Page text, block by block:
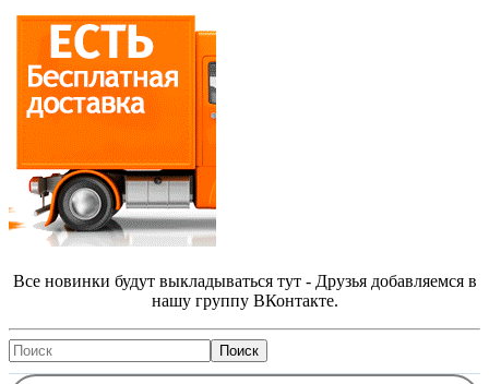
Все новинки будут выкладываться тут - Друзья добавляемся в
нашу группу ВКонтакте.